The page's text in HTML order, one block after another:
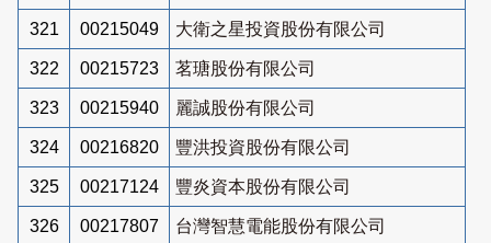
321 00215049 大衛之星投資股份有限公司
322 00215723 茗瑭股份有限公司
323 00215940 麗誠股份有限公司
324 00216820 豐洪投資股份有限公司
325 00217124 豐炎資本股份有限公司
326 00217807 台灣智慧電能股份有限公司